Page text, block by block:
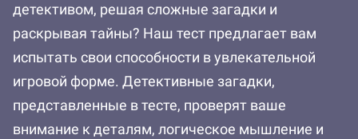
детективом, решая сложные загадки и
раскрывая тайны? Наш тест предлагает вам
испытать свои способности в увлекательной
игровой форме. Детективные загадки,
представленные в тесте, проверят ваше
внимание к деталям, логическое мышление и